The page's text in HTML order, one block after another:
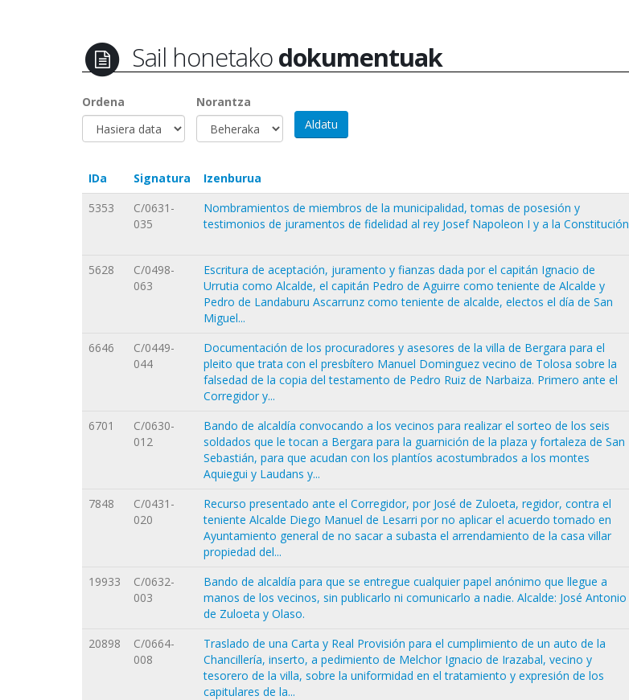
Sail honetakodokumentuak
Ordena Norantza
IDa Signatura Izenburua
5353
C/0631-
035
Nombramientos de miembros de la municipalidad, tomas de posesión y
testimonios de juramentos de fidelidad al rey Josef Napoleon I y a la Constitución
5628
C/0498-
063
Escritura de aceptación, juramento y fianzas dada por el capitán Ignacio de
Urrutia como Alcalde, el capitán Pedro de Aguirre como teniente de Alcalde y
Pedro de Landaburu Ascarrunz como teniente de alcalde, electos el día de San
Miguel...
6646
C/0449-
044
Documentación de los procuradores y asesores de la villa de Bergara para el
pleito que trata con el presbítero Manuel Dominguez vecino de Tolosa sobre la
falsedad de la copia del testamento de Pedro Ruiz de Narbaiza. Primero ante el
Corregidor y...
6701
C/0630-
012
Bando de alcaldía convocando a los vecinos para realizar el sorteo de los seis
soldados que le tocan a Bergara para la guarnición de la plaza y fortaleza de San
Sebastián, para que acudan con los plantíos acostumbrados a los montes
Aquiegui y Laudans y...
7848
C/0431-
020
Recurso presentado ante el Corregidor, por José de Zuloeta, regidor, contra el
teniente Alcalde Diego Manuel de Lesarri por no aplicar el acuerdo tomado en
Ayuntamiento general de no sacar a subasta el arrendamiento de la casa villar
propiedad del...
19933
C/0632-
003
Bando de alcaldía para que se entregue cualquier papel anónimo que llegue a
manos de los vecinos, sin publicarlo ni comunicarlo a nadie. Alcalde: José Antonio
de Zuloeta y Olaso.
20898
C/0664-
008
Traslado de una Carta y Real Provisión para el cumplimiento de un auto de la
Chancillería, inserto, a pedimiento de Melchor Ignacio de Irazabal, vecino y
tesorero de la villa, sobre la uniformidad en el tratamiento y expresión de los
capitulares de la...